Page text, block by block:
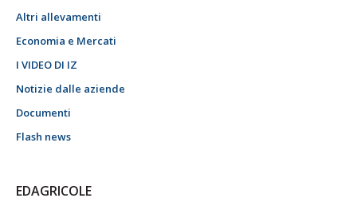
Altri allevamenti
Economia e Mercati
I VIDEO DI IZ
Notizie dalle aziende
Documenti
Flash news
EDAGRICOLE